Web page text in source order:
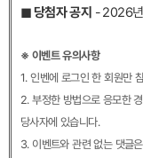
◼︎ 당첨자 공지 - 2026년
※ 이벤트 유의사항
1. 인벤에 로그인 한 회원만
2. 부정한 방법으로 응모한
당사자에 있습니다.
3. 이벤트와 관련 없는 댓글